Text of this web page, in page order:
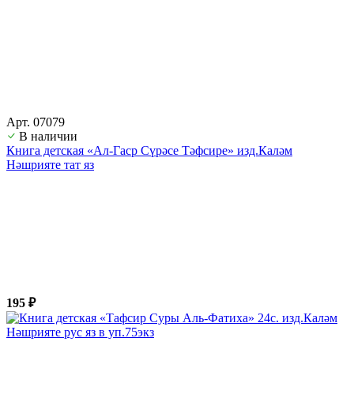
Арт. 07079
В наличии
Книга детская «Ал-Гаср Сүрәсе Тәфсире» изд.Каләм
Нәшрияте тат яз
195 ₽